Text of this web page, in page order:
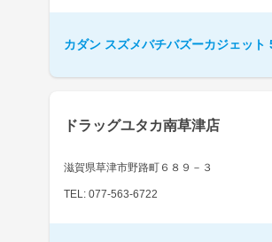
カダン スズメバチバズーカジェット
ドラッグユタカ南草津店
滋賀県草津市野路町６８９－３
TEL: 077-563-6722